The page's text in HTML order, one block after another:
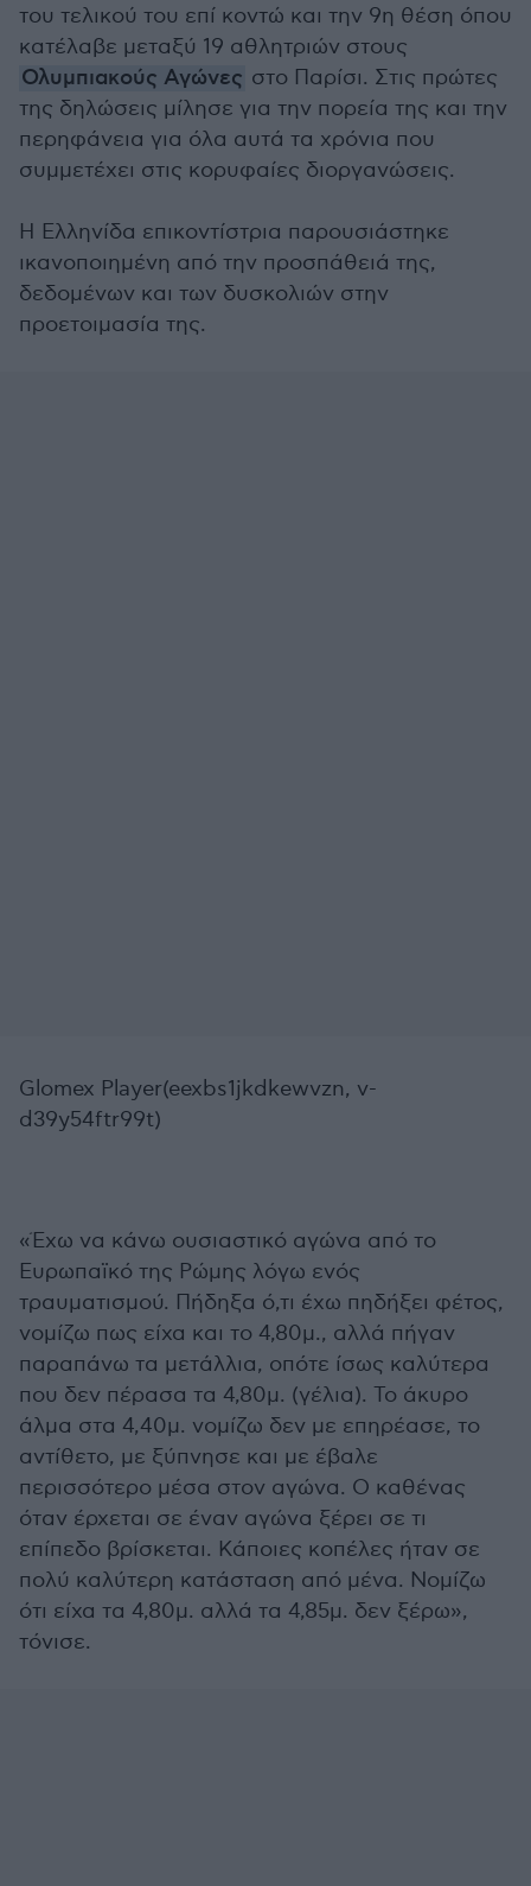
του τελικού του επί κοντώ και την 9η θέση όπου
κατέλαβε μεταξύ 19 αθλητριών στους
Ολυμπιακούς Αγώνες στο Παρίσι. Στις πρώτες
της δηλώσεις μίλησε για την πορεία της και την
περηφάνεια για όλα αυτά τα χρόνια που
συμμετέχει στις κορυφαίες διοργανώσεις.
Η Ελληνίδα επικοντίστρια παρουσιάστηκε
ικανοποιημένη από την προσπάθειά της,
δεδομένων και των δυσκολιών στην
προετοιμασία της.
Glomex Player(eexbs1jkdkewvzn, v-
d39y54ftr99t)
«Έχω να κάνω ουσιαστικό αγώνα από το
Ευρωπαϊκό της Ρώμης λόγω ενός
τραυματισμού. Πήδηξα ό,τι έχω πηδήξει φέτος,
νομίζω πως είχα και το 4,80μ., αλλά πήγαν
παραπάνω τα μετάλλια, οπότε ίσως καλύτερα
που δεν πέρασα τα 4,80μ. (γέλια). Το άκυρο
άλμα στα 4,40μ. νομίζω δεν με επηρέασε, το
αντίθετο, με ξύπνησε και με έβαλε
περισσότερο μέσα στον αγώνα. Ο καθένας
όταν έρχεται σε έναν αγώνα ξέρει σε τι
επίπεδο βρίσκεται. Κάποιες κοπέλες ήταν σε
πολύ καλύτερη κατάσταση από μένα. Νομίζω
ότι είχα τα 4,80μ. αλλά τα 4,85μ. δεν ξέρω»,
τόνισε.